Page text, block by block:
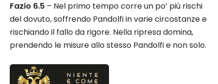
Fazio 6.5 – Nel primo tempo corre un po’ più rischi
del dovuto, soffrendo Pandolfi in varie circostanze e
rischiando il fallo da rigore. Nella ripresa domina,
prendendo le misure allo stesso Pandolfi e non solo.